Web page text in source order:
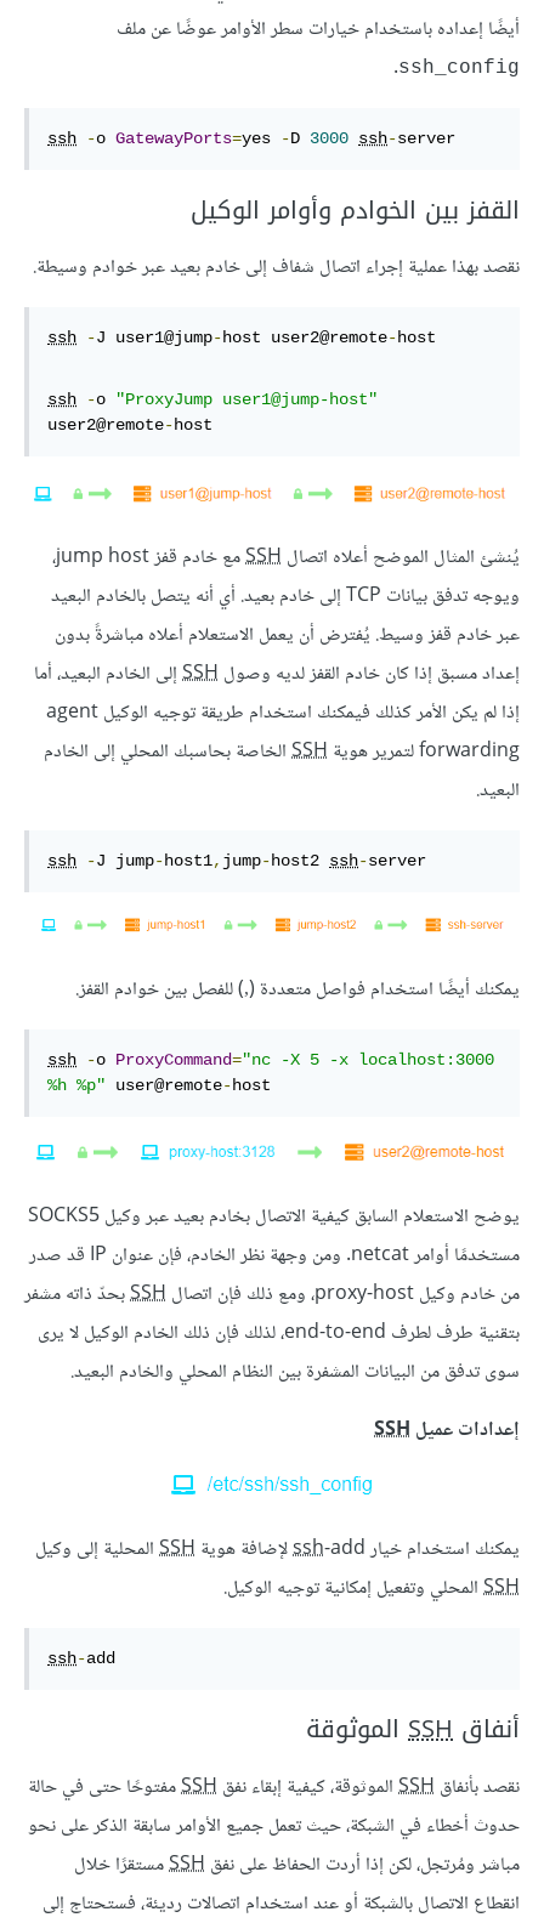
أيضًا إعداده باستخدام خيارات سطر الأوامر عوضًا عن ملف
ssh_config
.
ssh -o GatewayPorts=yes -D 3000 ssh-server
القفز بين الخوادم وأوامر الوكيل
نقصد بهذا عملية إجراء اتصال شفاف إلى خادم بعيد عبر خوادم وسيطة.
ssh -J user1@jump-host user2@remote-host
ssh -o
"ProxyJump user1@jump-host"
user2@remote-host
يُنشئ المثال الموضح أعلاه اتصال SSH
مع خادم قفز jump host،
ويوجه تدفق بيانات TCP إلى خادم بعيد. أي أنه يتصل بالخادم البعيد
عبر خادم قفز وسيط. يُفترض أن يعمل الاستعلام أعلاه مباشرةً بدون
إعداد مسبق إذا كان خادم القفز لديه وصول SSHإلى الخادم البعيد، أما
إذا لم يكن الأمر كذلك فيمكنك استخدام طريقة توجيه الوكيل agent
forwarding لتمرير هوية
SSHالخاصة بحاسبك المحلي إلى الخادم
البعيد.
ssh -J jump-host1, jump-host2 ssh-server
يمكنك أيضًا استخدام فواصل متعددة (٫) للفصل بين خوادم القفز.
ssh -o ProxyCommand="nc -X 5 -x localhost:3000
%h %p" user@remote-host
يوضح الاستعلام السابق كيفية الاتصال بخادم بعيد عبر وكيل SOCKS5
مستخدمًا أوامر netcat. ومن وجهة نظر الخادم، فإن عنوان IP قد صدر
من خادم وكيل proxy-host، ومع ذلك فإن اتصال
SSHبحدّ ذاته مشفر
بتقنية طرف لطرف end-to-end، لذلك فإن ذلك الخادم الوكيل لا يرى
سوى تدفق من البيانات المشفرة بين النظام المحلي والخادم البعيد.
إعدادات عميل SSH
يمكنك استخدام خيار ssh-add لإضافة هوية SSHالمحلية إلى وكيل
SSHالمحلي وتفعيل إمكانية توجيه الوكيل.
ssh-add
أنفاق SSH الموثوقة
نقصد بأنفاق SSHالموثوقة، كيفية إبقاء نفق SSHمفتوحًا حتى في حالة
حدوث أخطاء في الشبكة، حيث تعمل جميع الأوامر سابقة الذكر على نحو
مباشر ومُرتجل، لكن إذا أردت الحفاظ على نفق SSHمستقرًا خلال
انقطاع الاتصال بالشبكة أو عند استخدام اتصالات رديئة، فستحتاج إلى